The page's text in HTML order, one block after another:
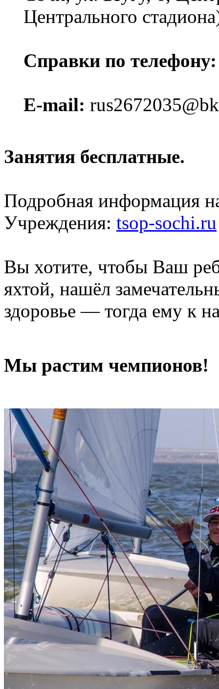
Центрального
Справки по телефону:
E-mail:
Занятия бесплатные.
Подробная информация
Учреждения: tsop-sochi.ru
Вы хотите, чтобы Ваш
яхтой, нашёл
здоровье — тогда ему к
Мы растим чемпионов!